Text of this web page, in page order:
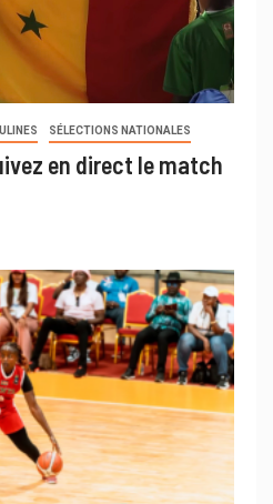
SÉLECTIONS NATIONALES
en direct le match